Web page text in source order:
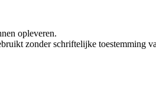
opleveren.
zonder schriftelijke toestemming